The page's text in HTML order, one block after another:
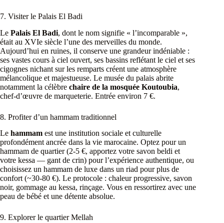
7. Visiter le Palais El Badi
Le Palais El Badi, dont le nom signifie « l’incomparable »,
était au XVIe siècle l’une des merveilles du monde.
Aujourd’hui en ruines, il conserve une grandeur indéniable :
ses vastes cours à ciel ouvert, ses bassins reflétant le ciel et ses
cigognes nichant sur les remparts créent une atmosphère
mélancolique et majestueuse. Le musée du palais abrite
notamment la célèbre chaire de la mosquée Koutoubia,
chef-d’œuvre de marqueterie. Entrée environ 7 €.
8. Profiter d’un hammam traditionnel
Le hammam est une institution sociale et culturelle
profondément ancrée dans la vie marocaine. Optez pour un
hammam de quartier (2-5 €, apportez votre savon beldi et
votre kessa — gant de crin) pour l’expérience authentique, ou
choisissez un hammam de luxe dans un riad pour plus de
confort (~30-80 €). Le protocole : chaleur progressive, savon
noir, gommage au kessa, rinçage. Vous en ressortirez avec une
peau de bébé et une détente absolue.
9. Explorer le quartier Mellah